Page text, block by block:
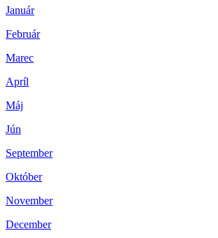
Január
Február
Marec
Apríl
Máj
Jún
September
Október
November
December